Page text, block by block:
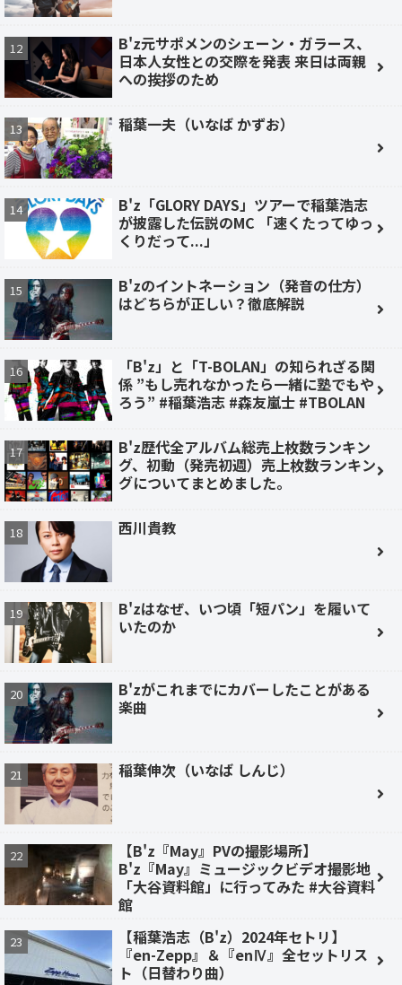
B'z元サポメンのシェーン・ガラース、
日本人女性との交際を発表 来日は両親
への挨拶のため
稲葉一夫（いなば かずお）
B'z「GLORY DAYS」ツアーで稲葉浩志
が披露した伝説のMC 「速くたってゆっ
くりだって...」
B'zのイントネーション（発音の仕方）
はどちらが正しい？徹底解説
「B'z」と「T-BOLAN」の知られざる関
係 ”もし売れなかったら一緒に塾でもや
ろう” #稲葉浩志 #森友嵐士 #TBOLAN
B'z歴代全アルバム総売上枚数ランキン
グ、初動（発売初週）売上枚数ランキン
グについてまとめました。
西川貴教
B'zはなぜ、いつ頃「短パン」を履いて
いたのか
B'zがこれまでにカバーしたことがある
楽曲
稲葉伸次（いなば しんじ）
【B'z『May』PVの撮影場所】
B'z『May』ミュージックビデオ撮影地
「大谷資料館」に行ってみた #大谷資料
館
【稲葉浩志（B'z）2024年セトリ】
『en-Zepp』＆『enⅣ』全セットリス
ト（日替わり曲）